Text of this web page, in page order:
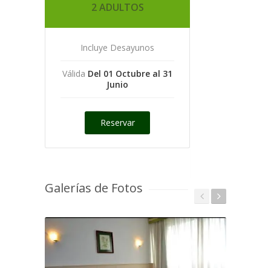
2 ADULTOS
Incluye Desayunos
Válida Del 01 Octubre al 31
Junio
Reservar
Galerías de Fotos